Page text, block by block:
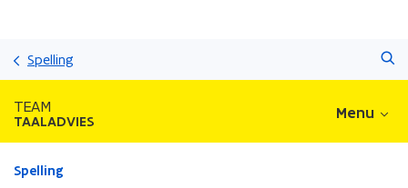
Spelling
TEAM
TAALADVIES Menu
Gedaan
Spelling